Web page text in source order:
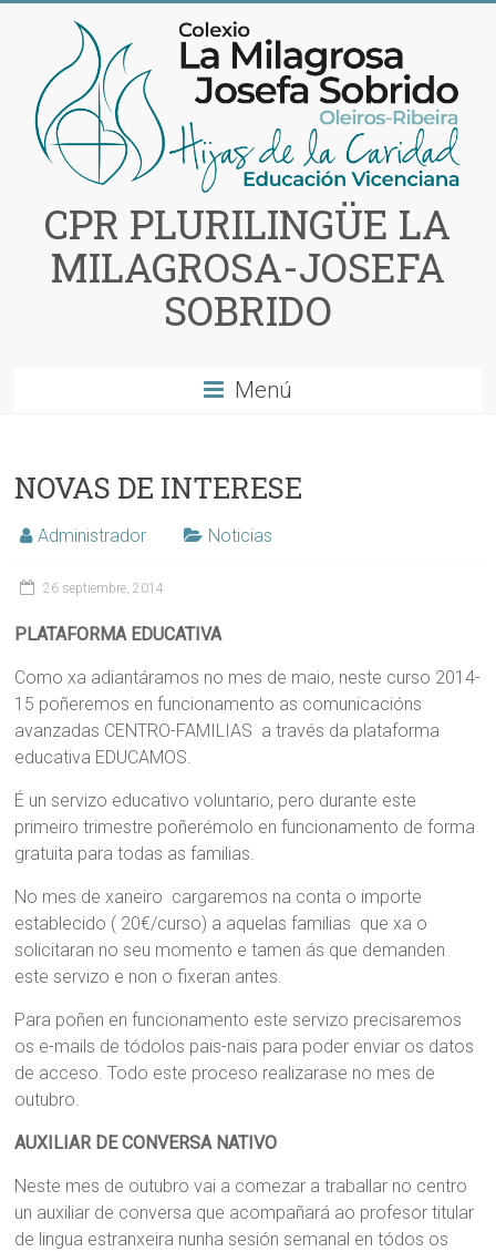
contenido
CPR PLURILINGÜE LA
MILAGROSA-JOSEFA
SOBRIDO
Menú
NOVAS DE INTERESE
Administrador Noticias
26 septiembre, 2014
PLATAFORMA EDUCATIVA
Como xa adiantáramos no mes de maio, neste curso 2014-
15 poñeremos en funcionamento as comunicacións
avanzadas CENTRO-FAMILIAS a través da plataforma
educativa EDUCAMOS.
É un servizo educativo voluntario, pero durante este
primeiro trimestre poñerémolo en funcionamento de forma
gratuita para todas as familias.
No mes de xaneiro cargaremos na conta o importe
establecido ( 20€/curso) a aquelas familias que xa o
solicitaran no seu momento e tamen ás que demanden
este servizo e non o fixeran antes.
Para poñen en funcionamento este servizo precisaremos
os e-mails de tódolos pais-nais para poder enviar os datos
de acceso. Todo este proceso realizarase no mes de
outubro.
AUXILIAR DE CONVERSA NATIVO
Neste mes de outubro vai a comezar a traballar no centro
un auxiliar de conversa que acompañará ao profesor titular
de lingua estranxeira nunha sesión semanal en tódos os